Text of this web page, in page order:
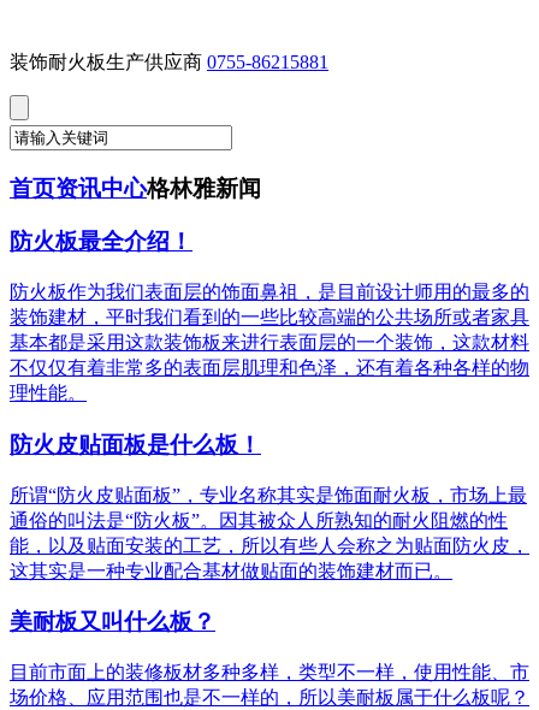
装饰耐火板生产供应商 0755-86215881
首页资讯中心格林雅新闻
防火板最全介绍！
防火板作为我们表面层的饰面鼻祖，是目前设计师用的最多的
装饰建材，平时我们看到的一些比较高端的公共场所或者家具
基本都是采用这款装饰板来进行表面层的一个装饰，这款材料
不仅仅有着非常多的表面层肌理和色泽，还有着各种各样的物
理性能。
防火皮贴面板是什么板！
所谓“防火皮贴面板”，专业名称其实是饰面耐火板，市场上最
通俗的叫法是“防火板”。因其被众人所熟知的耐火阻燃的性
能，以及贴面安装的工艺，所以有些人会称之为贴面防火皮，
这其实是一种专业配合基材做贴面的装饰建材而已。
美耐板又叫什么板？
目前市面上的装修板材多种多样，类型不一样，使用性能、市
场价格、应用范围也是不一样的，所以美耐板属于什么板呢？